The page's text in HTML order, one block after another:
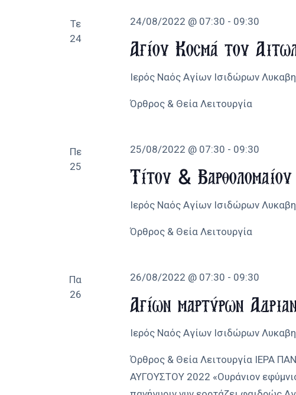
Τε
24
Αγίου Κοσμά του
24/08/2022 @ 07:30 - 09:30
Ιερός Ναός Αγίων Ισιδώρων
Όρθρος & Θεία Λειτουργία
Πε
25
Τίτου &
25/08/2022 @ 07:30 - 09:30
Ιερός Ναός Αγίων Ισιδώρων
Όρθρος & Θεία Λειτουργία
Πα
26
Αγίων μαρτύρων
26/08/2022 @ 07:30 - 09:30
Ιερός Ναός Αγίων Ισιδώρων
Όρθρος & Θεία Λειτουργία ΙΕΡΑ
ΑΥΓΟΥΣΤΟΥ 2022 «Ουράνιον